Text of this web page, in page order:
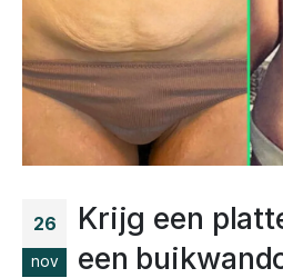
26
nov
Krijg een
een